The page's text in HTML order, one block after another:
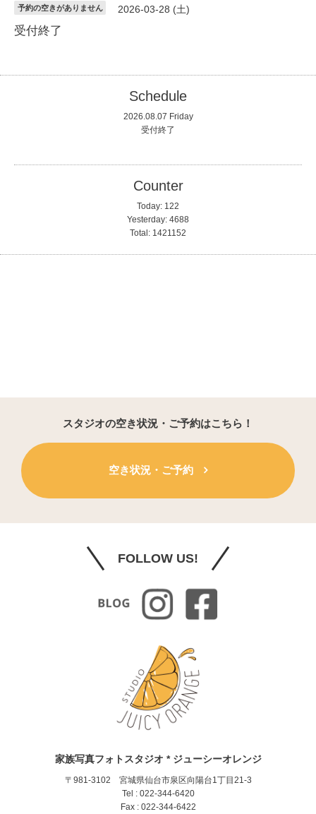
予約の空きがありません 2026-03-28 (土)
受付終了
Schedule
2026.08.07 Friday
受付終了
Counter
Today: 122
Yesterday: 4688
Total: 1421152
スタジオの空き状況・ご予約はこちら！
空き状況・ご予約
FOLLOW US!
家族写真フォトスタジオ * ジューシーオレンジ
〒981-3102 宮城県仙台市泉区向陽台1丁目21-3
Tel : 022-344-6420
Fax : 022-344-6422